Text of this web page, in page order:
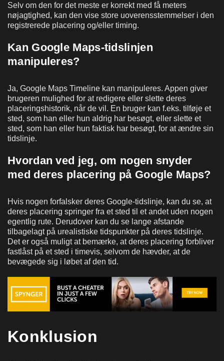
Selv om den for det meste er korrekt med få meters
nøjagtighed, kan den vise store uoverensstemmelser i den
registrerede placering og/eller timing.
Kan Google Maps-tidslinjen
manipuleres?
Ja, Google Maps Timeline kan manipuleres. Appen giver
brugeren mulighed for at redigere eller slette deres
placeringshistorik, når de vil. En bruger kan f.eks. tilføje et
sted, som han eller hun aldrig har besøgt, eller slette et
sted, som han eller hun faktisk har besøgt, for at ændre sin
tidslinje.
Hvordan ved jeg, om nogen snyder
med deres placering på Google Maps?
Hvis nogen forfalsker deres Google-tidslinje, kan du se, at
deres placering springer fra et sted til et andet uden nogen
egentlig rute. Derudover kan du se lange afstande
tilbagelagt på urealistiske tidspunkter på deres tidslinje.
Det er også muligt at bemærke, at deres placering forbliver
fastlåst på et sted i timevis, selvom de hævder, at de
bevægede sig i løbet af den tid.
Konklusion